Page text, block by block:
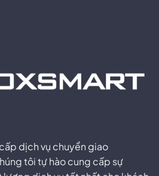
dịch vụ chuyển giao
tôi tự hào cung cấp sự